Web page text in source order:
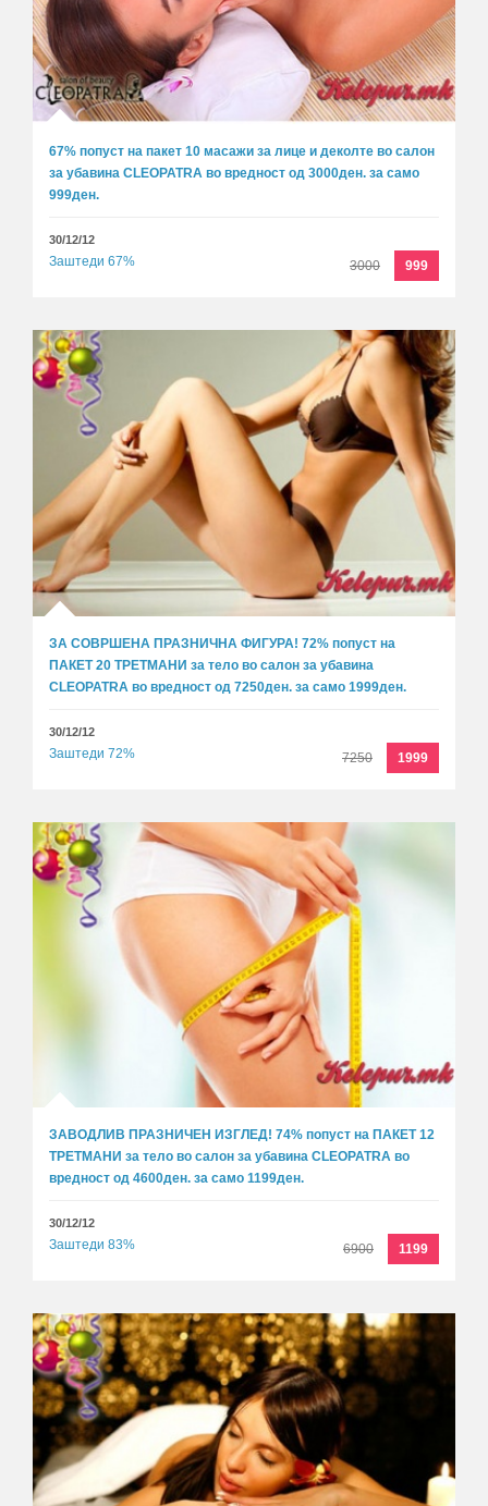
67% попуст на пакет 10 масажи за лице и деколте во салон
за убавина CLEOPATRA во вредност од 3000ден. за само
999ден.
30/12/12
Заштеди 67% 3000 999
ЗА СОВРШЕНА ПРАЗНИЧНА ФИГУРА! 72% попуст на
ПАКЕТ 20 ТРЕТМАНИ за тело во салон за убавина
CLEOPATRA во вредност од 7250ден. за само 1999ден.
30/12/12
Заштеди 72% 7250 1999
ЗАВОДЛИВ ПРАЗНИЧЕН ИЗГЛЕД! 74% попуст на ПАКЕТ 12
ТРЕТМАНИ за тело во салон за убавина CLEOPATRA во
вредност од 4600ден. за само 1199ден.
30/12/12
Заштеди 83% 6900 1199